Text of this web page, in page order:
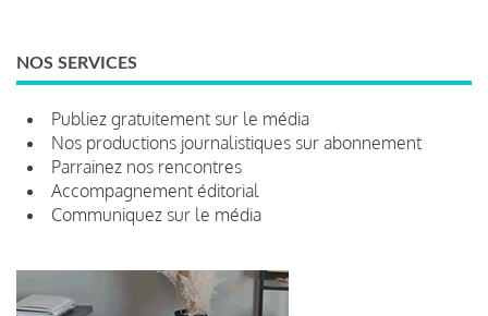
NOS SERVICES
Publiez gratuitement sur le média
Nos productions journalistiques sur abonnement
Parrainez nos rencontres
Accompagnement éditorial
Communiquez sur le média